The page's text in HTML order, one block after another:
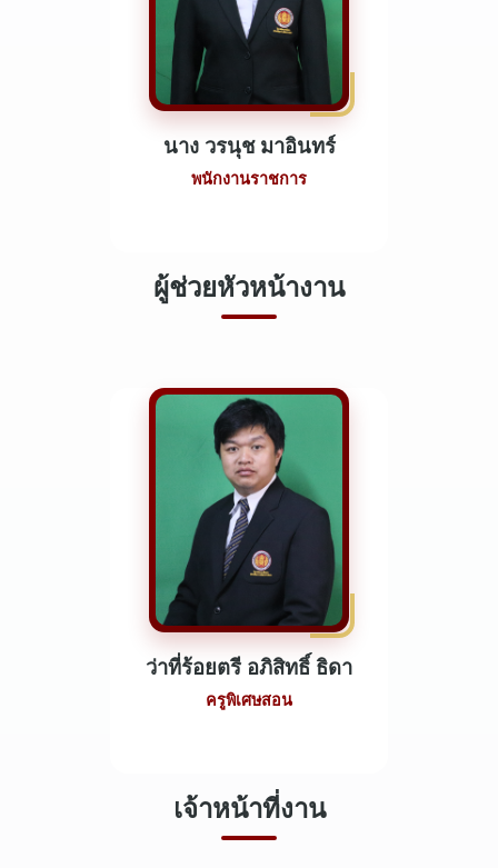
นาง วรนุช มาอินทร์
พนักงานราชการ
ผู้ช่วยหัวหน้างาน
ว่าที่ร้อยตรี อภิสิทธิ์ ธิดา
ครูพิเศษสอน
เจ้าหน้าที่งาน